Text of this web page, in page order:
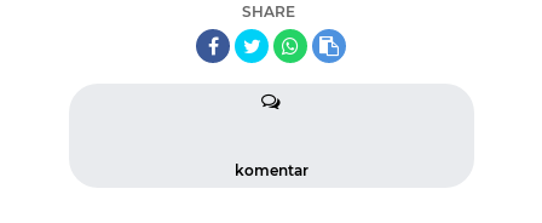
SHARE
komentar